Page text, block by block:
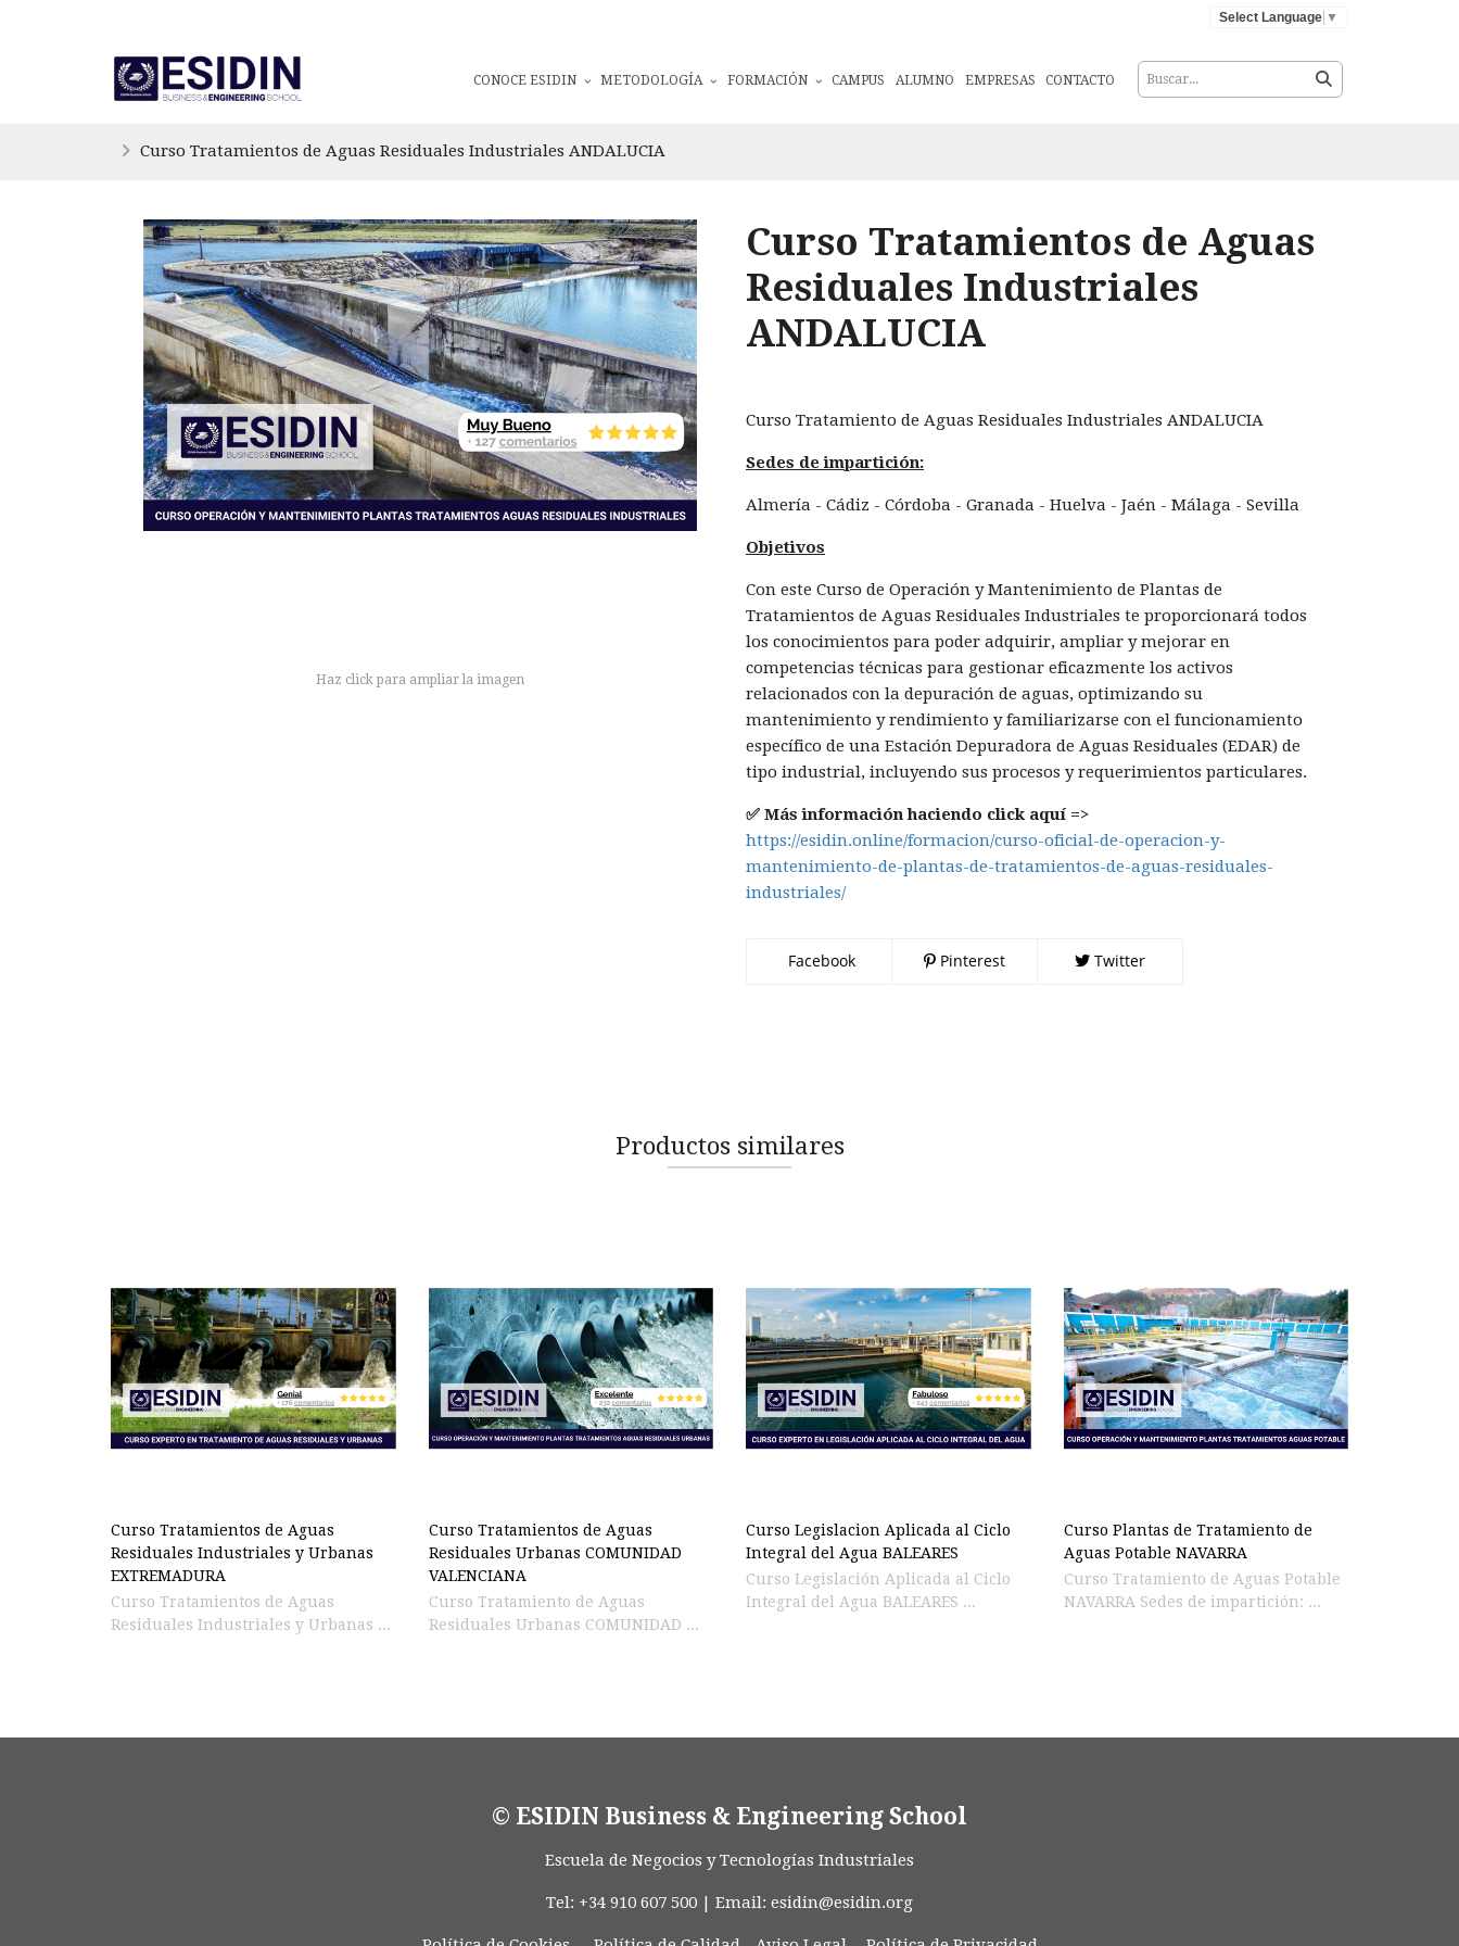
Select Language ▼
CONOCE ESIDIN METODOLOGÍA FORMACIÓN CAMPUS ALUMNO EMPRESAS CONTACTO
Curso Tratamientos de Aguas Residuales Industriales ANDALUCIA
Haz click para ampliar la imagen
Curso Tratamientos de Aguas
Residuales Industriales
ANDALUCIA
Curso Tratamiento de Aguas Residuales Industriales ANDALUCIA
Sedes de impartición:
Almería - Cádiz - Córdoba - Granada - Huelva - Jaén - Málaga - Sevilla
Objetivos
Con este Curso de Operación y Mantenimiento de Plantas de
Tratamientos de Aguas Residuales Industriales te proporcionará todos
los conocimientos para poder adquirir, ampliar y mejorar en
competencias técnicas para gestionar eficazmente los activos
relacionados con la depuración de aguas, optimizando su
mantenimiento y rendimiento y familiarizarse con el funcionamiento
específico de una Estación Depuradora de Aguas Residuales (EDAR) de
tipo industrial, incluyendo sus procesos y requerimientos particulares.
✅ Más información haciendo click aquí =>
https://esidin.online/formacion/curso-oficial-de-operacion-y-
mantenimiento-de-plantas-de-tratamientos-de-aguas-residuales-
industriales/
Facebook Pinterest Twitter
Productos similares
Curso Tratamientos de Aguas
Residuales Industriales y Urbanas
EXTREMADURA
Curso Tratamientos de Aguas
Residuales Industriales y Urbanas ...
Curso Tratamientos de Aguas
Residuales Urbanas COMUNIDAD
VALENCIANA
Curso Tratamiento de Aguas
Residuales Urbanas COMUNIDAD ...
Curso Legislacion Aplicada al Ciclo
Integral del Agua BALEARES
Curso Legislación Aplicada al Ciclo
Integral del Agua BALEARES ...
Curso Plantas de Tratamiento de
Aguas Potable NAVARRA
Curso Tratamiento de Aguas Potable
NAVARRA Sedes de impartición: ...
© ESIDIN Business & Engineering School
Escuela de Negocios y Tecnologías Industriales
Tel: +34 910 607 500 | Email: esidin@esidin.org